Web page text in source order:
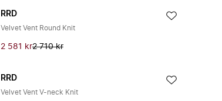
RRD
Velvet Vent Round Knit
2 581 kr2 710 kr
RRD
Velvet Vent V-neck Knit